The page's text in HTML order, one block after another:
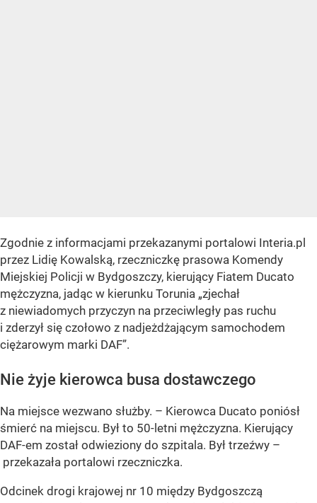
Zgodnie z informacjami przekazanymi portalowi Interia.pl
przez Lidię Kowalską, rzeczniczkę prasowa Komendy
Miejskiej Policji w Bydgoszczy, kierujący Fiatem Ducato
mężczyzna, jadąc w kierunku Torunia „zjechał
z niewiadomych przyczyn na przeciwległy pas ruchu
i zderzył się czołowo z nadjeżdżającym samochodem
ciężarowym marki DAF”.
Nie żyje kierowca busa dostawczego
Na miejsce wezwano służby. – Kierowca Ducato poniósł
śmierć na miejscu. Był to 50-letni mężczyzna. Kierujący
DAF-em został odwieziony do szpitala. Był trzeźwy –
przekazała portalowi rzeczniczka.
Odcinek drogi krajowej nr 10 między Bydgoszczą